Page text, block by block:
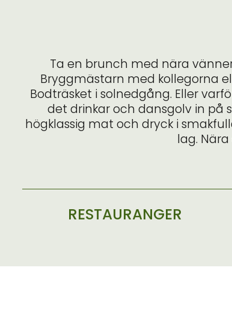
Ta en brunch med nära
Bryggmästarn med kollegorna
Bodträsket i solnedgång. Eller
det drinkar och dansgolv in på
högklassig mat och dryck i
lag.
RESTAURANGER